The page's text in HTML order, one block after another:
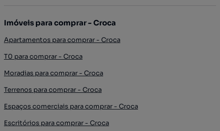
Imóveis para comprar - Croca
Apartamentos para comprar - Croca
T0 para comprar - Croca
Moradias para comprar - Croca
Terrenos para comprar - Croca
Espaços comerciais para comprar - Croca
Escritórios para comprar - Croca